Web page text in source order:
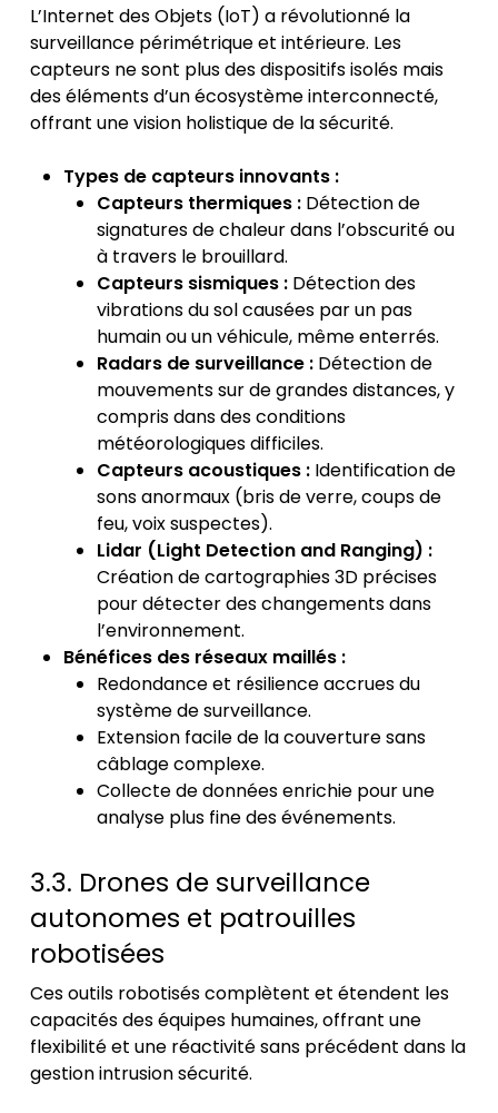
L’Internet des Objets (IoT) a révolutionné la
surveillance périmétrique et intérieure. Les
capteurs ne sont plus des dispositifs isolés mais
des éléments d’un écosystème interconnecté,
offrant une vision holistique de la sécurité.
Types de capteurs innovants :
Capteurs thermiques :Détection de
signatures de chaleur dans l’obscurité ou
à travers le brouillard.
Capteurs sismiques :Détection des
vibrations du sol causées par un pas
humain ou un véhicule, même enterrés.
Radars de surveillance :Détection de
mouvements sur de grandes distances, y
compris dans des conditions
météorologiques difficiles.
Capteurs acoustiques :Identification de
sons anormaux (bris de verre, coups de
feu, voix suspectes).
Lidar (Light Detection and Ranging) :
Création de cartographies 3D précises
pour détecter des changements dans
l’environnement.
Bénéfices des réseaux maillés :
Redondance et résilience accrues du
système de surveillance.
Extension facile de la couverture sans
câblage complexe.
Collecte de données enrichie pour une
analyse plus fine des événements.
3.3. Drones de surveillance
autonomes et patrouilles
robotisées
Ces outils robotisés complètent et étendent les
capacités des équipes humaines, offrant une
flexibilité et une réactivité sans précédent dans la
gestion intrusion sécurité.